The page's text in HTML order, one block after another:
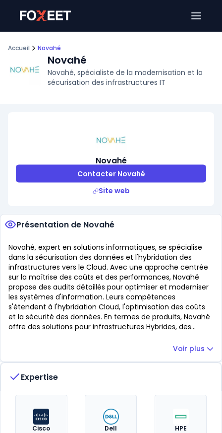
Accueil Novahé
Novahé
Novahé, spécialiste de la modernisation et la
sécurisation des infrastructures IT
Novahé
Contacter Novahé
Site web
Présentation de Novahé
Novahé, expert en solutions informatiques, se spécialise
dans la sécurisation des données et l'hybridation des
infrastructures vers le Cloud. Avec une approche centrée
sur la maîtrise des coûts et des performances, Novahé
propose des audits détaillés pour optimiser et moderniser
les systèmes d'information. Leurs compétences
s'étendent à l'hybridation Cloud, l'optimisation des coûts
et la sécurité des données. En termes de produits, Novahé
offre des solutions pour infrastructures Hybrides, des
haute disponibilité. Leur partenariat avec Oracle,
gestion efficace des systèmes Legacy. Novahé collabore
fournir des solutions adaptées à chaque besoin
stratégique, garantissant ainsi une réponse agile et
innovante aux défis informatiques actuels.
Voir plus
Expertise
Cisco Dell HPE